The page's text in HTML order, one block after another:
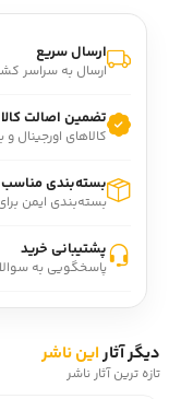
ارسال سریع
ارسال به سراسر
تضمین اصالت کالا
کالاهای اورجینال و
بسته‌بندی مناسب
بسته‌بندی ایمن
پشتیبانی خرید
پاسخگویی به
دیگر آثاراین ناشر
تازه ترین آثار ناشر